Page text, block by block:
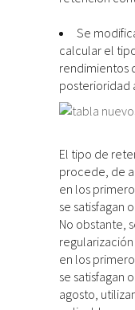
Se
calcular el
rendimientos
posterioridad
El tipo de
procede, de
en los
se satisfagan
No obstante,
en los
se satisfagan
agosto,